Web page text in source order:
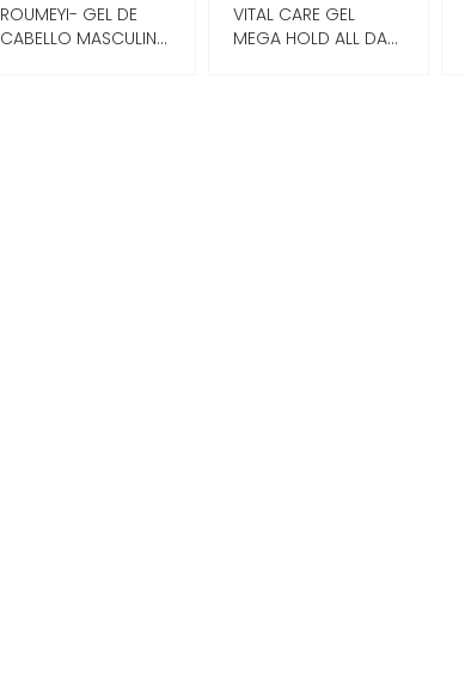
ROUMEYI- GEL DE
CABELLO MASCULINO
VITAL CARE GEL
MEGA HOLD ALL DAY